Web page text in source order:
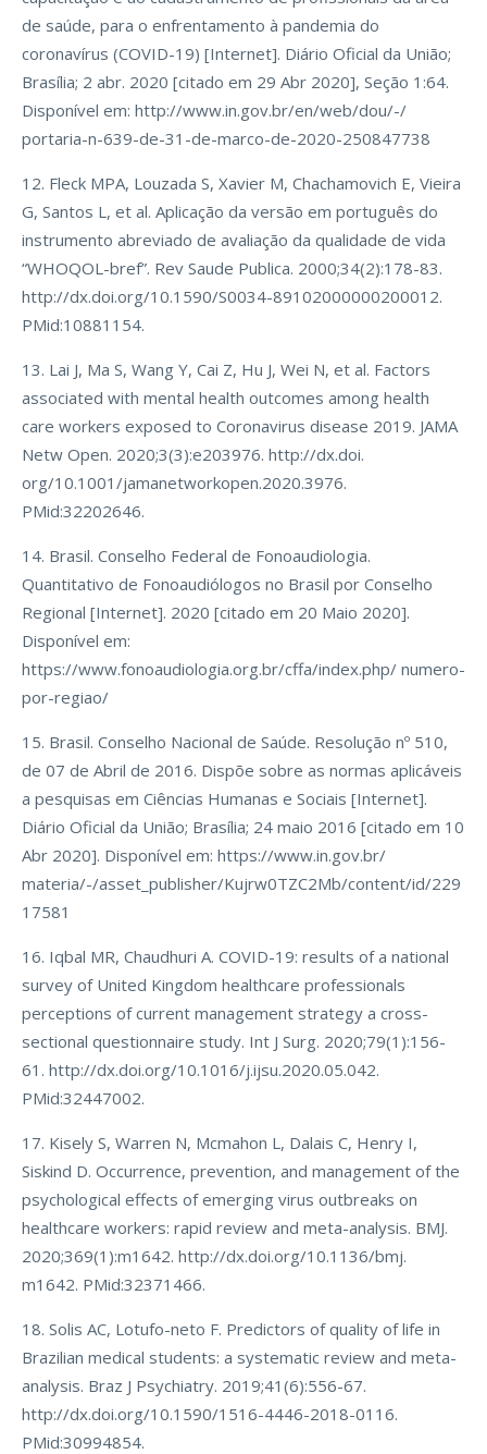
de saúde, para o enfrentamento à pandemia do
coronavírus (COVID-19) [Internet]. Diário Oficial da União;
Brasília; 2 abr. 2020 [citado em 29 Abr 2020], Seção 1:64.
Disponível em: http://www.in.gov.br/en/web/dou/-/
portaria-n-639-de-31-de-marco-de-2020-250847738
12. Fleck MPA, Louzada S, Xavier M, Chachamovich E, Vieira
G, Santos L, et al. Aplicação da versão em português do
instrumento abreviado de avaliação da qualidade de vida
“WHOQOL-bref”. Rev Saude Publica. 2000;34(2):178-83.
http://dx.doi.org/10.1590/S0034-89102000000200012.
PMid:10881154.
13. Lai J, Ma S, Wang Y, Cai Z, Hu J, Wei N, et al. Factors
associated with mental health outcomes among health
care workers exposed to Coronavirus disease 2019. JAMA
Netw Open. 2020;3(3):e203976. http://dx.doi.
org/10.1001/jamanetworkopen.2020.3976.
PMid:32202646.
14. Brasil. Conselho Federal de Fonoaudiologia.
Quantitativo de Fonoaudiólogos no Brasil por Conselho
Regional [Internet]. 2020 [citado em 20 Maio 2020].
Disponível em:
https://www.fonoaudiologia.org.br/cffa/index.php/ numero-
por-regiao/
15. Brasil. Conselho Nacional de Saúde. Resolução nº 510,
de 07 de Abril de 2016. Dispõe sobre as normas aplicáveis
a pesquisas em Ciências Humanas e Sociais [Internet].
Diário Oficial da União; Brasília; 24 maio 2016 [citado em 10
Abr 2020]. Disponível em: https://www.in.gov.br/
materia/-/asset_publisher/Kujrw0TZC2Mb/content/id/229
17581
16. Iqbal MR, Chaudhuri A. COVID-19: results of a national
survey of United Kingdom healthcare professionals
perceptions of current management strategy a cross-
sectional questionnaire study. Int J Surg. 2020;79(1):156-
61. http://dx.doi.org/10.1016/j.ijsu.2020.05.042.
PMid:32447002.
17. Kisely S, Warren N, Mcmahon L, Dalais C, Henry I,
Siskind D. Occurrence, prevention, and management of the
psychological effects of emerging virus outbreaks on
healthcare workers: rapid review and meta-analysis. BMJ.
2020;369(1):m1642. http://dx.doi.org/10.1136/bmj.
m1642. PMid:32371466.
18. Solis AC, Lotufo-neto F. Predictors of quality of life in
Brazilian medical students: a systematic review and meta-
analysis. Braz J Psychiatry. 2019;41(6):556-67.
http://dx.doi.org/10.1590/1516-4446-2018-0116.
PMid:30994854.